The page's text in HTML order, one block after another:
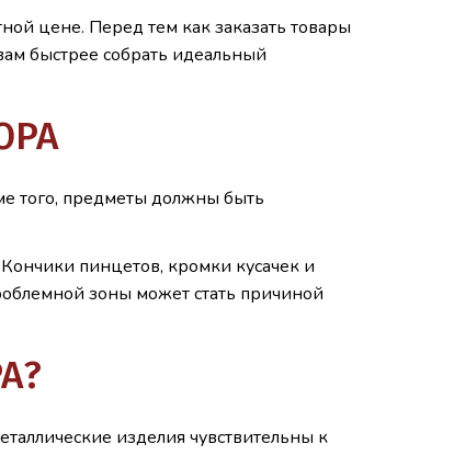
цене. Перед тем как заказать товары
быстрее собрать идеальный
того, предметы должны быть
пинцетов, кромки кусачек и
зоны может стать причиной
изделия чувствительны к